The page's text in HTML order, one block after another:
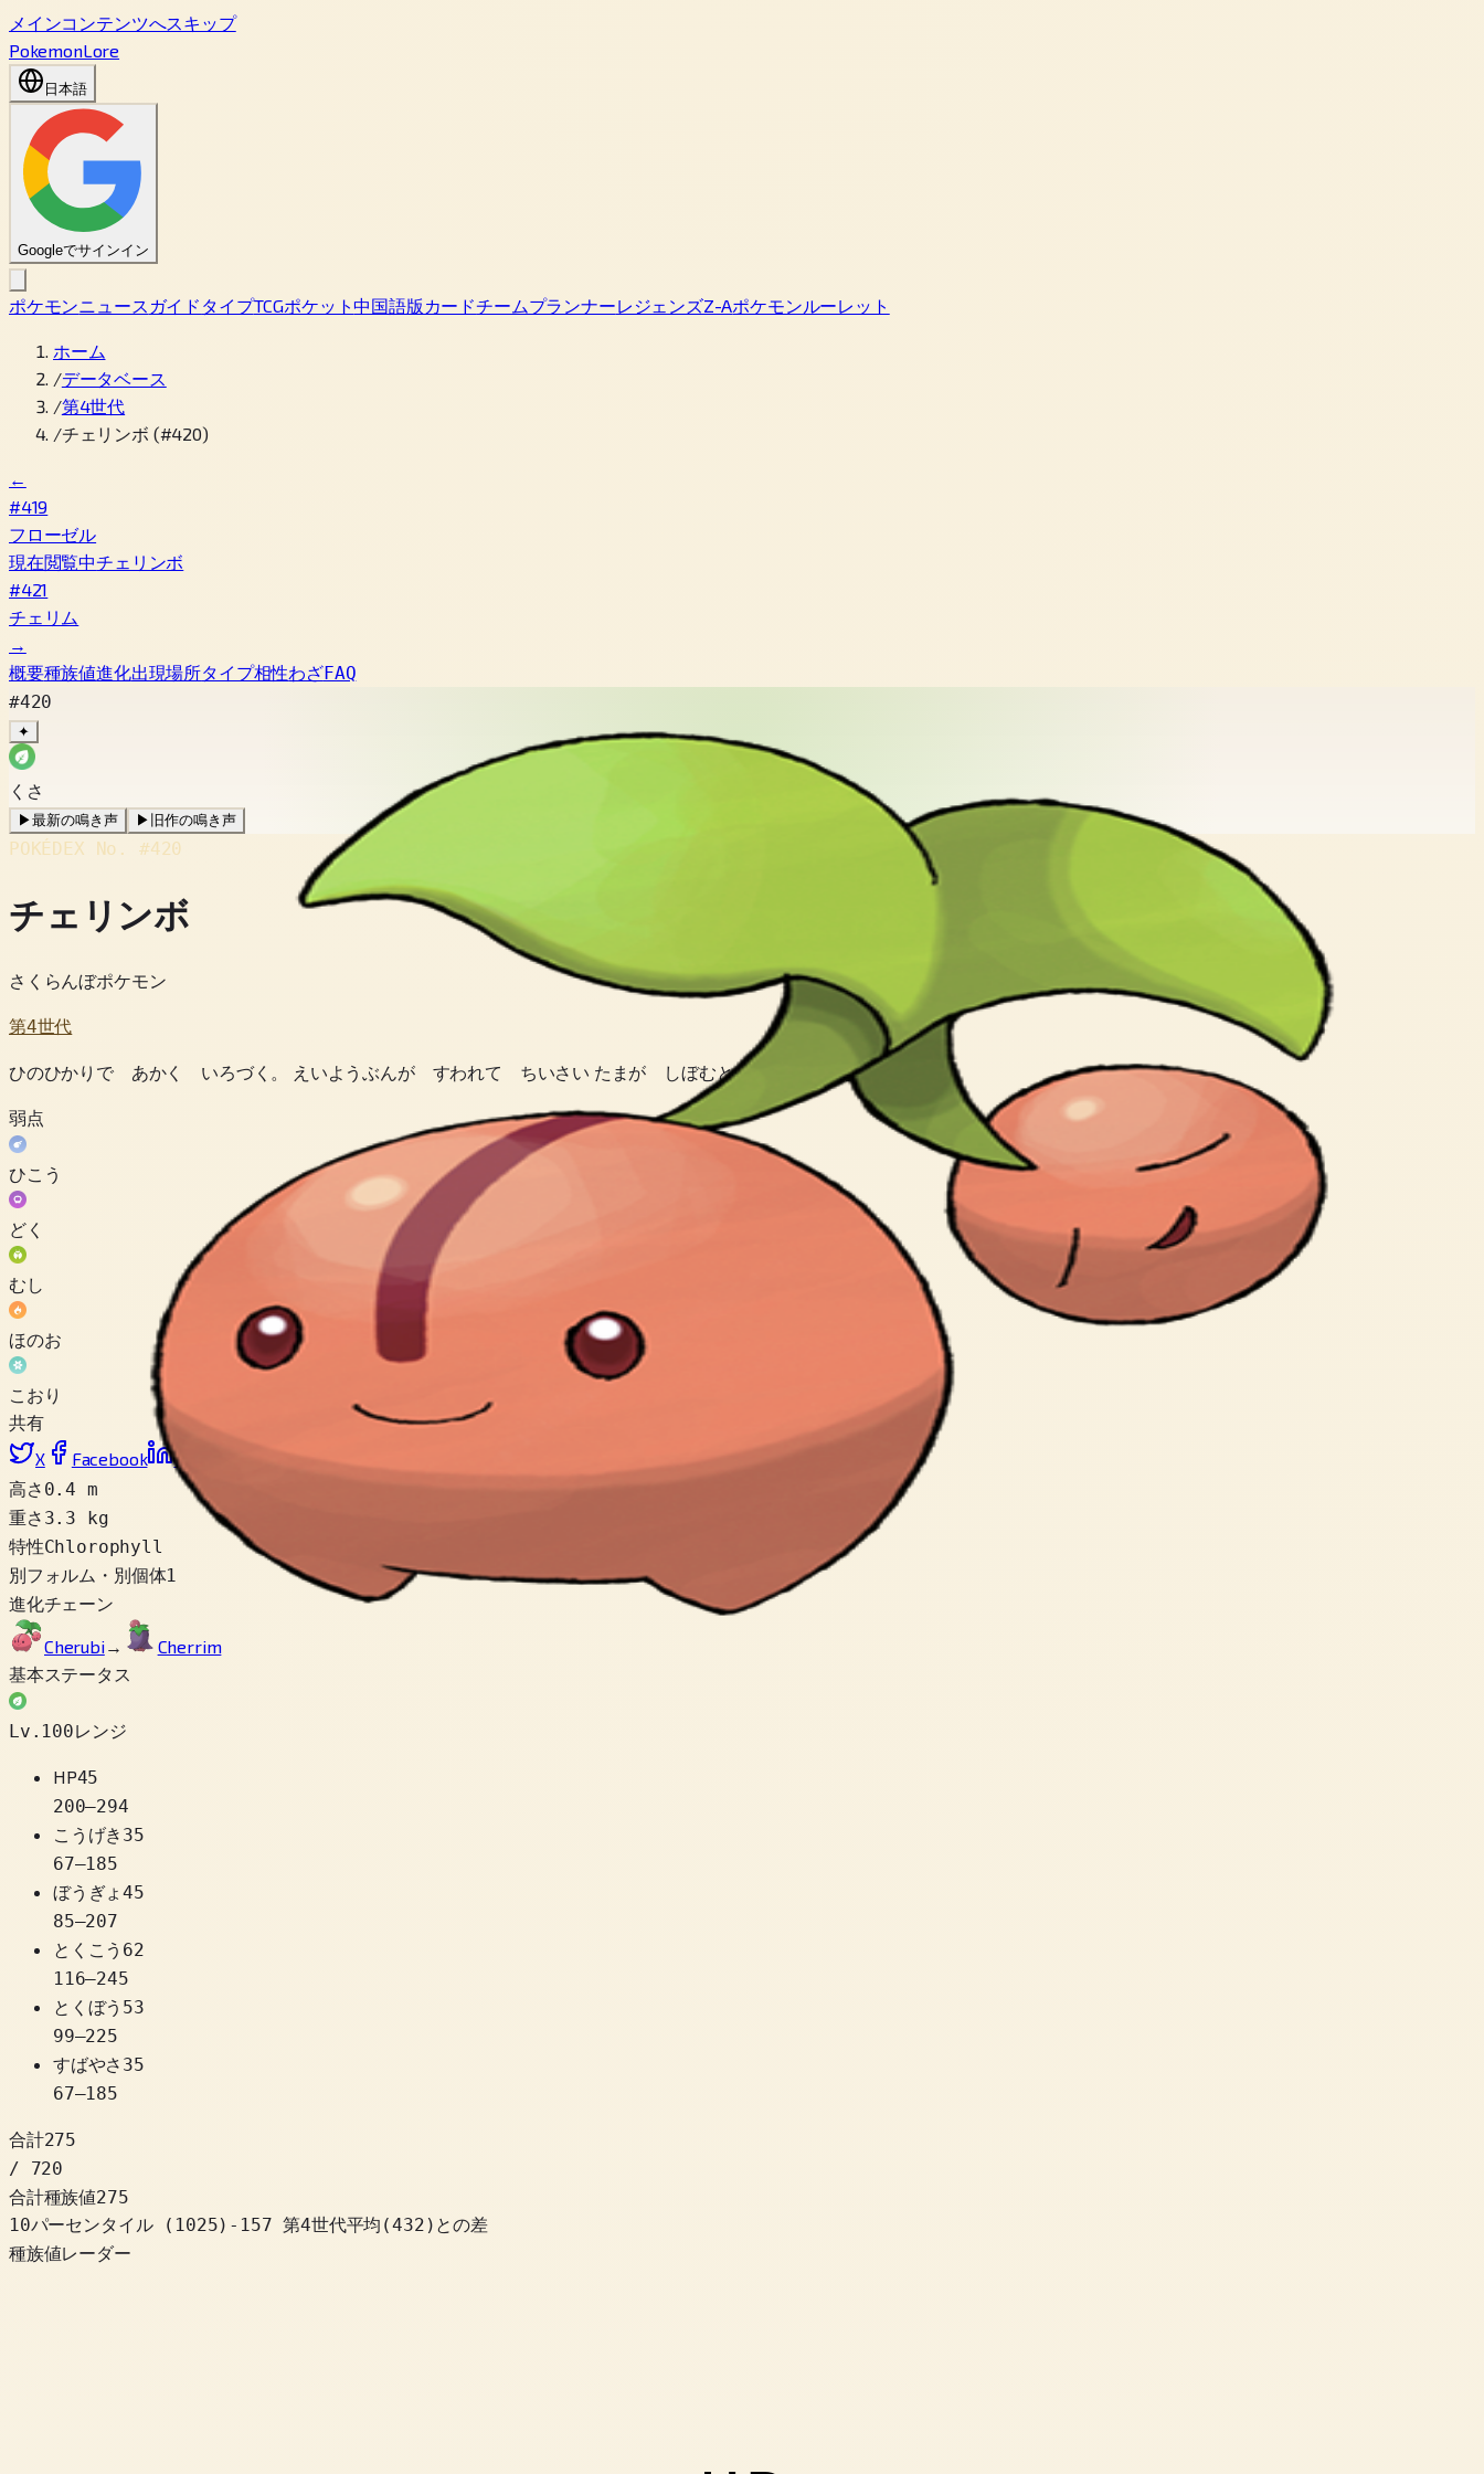
メインコンテンツへスキップ
PokemonLore
日本語
Googleでサインイン
ポケモンニュース ガイド タイプTCGポケット中国語版カードチームプランナーレジェンズZ-Aポケモンルーレット
ホーム
/データベース
/第4世代
/チェリンボ (#420)
←
#419
フローゼル
現在閲覧中チェリンボ
#421
チェリム
→
概要種族値進化出現場所タイプ相性わざFAQ
#420
✦
くさ
▶最新の鳴き声 ▶ 旧作の鳴き声
POKÉDEX No. #420
チェリンボ
さくらんぼポケモン
第4世代
ひのひかりで あかく いろづく。 えいようぶんが すわれて ちいさい たまが しぼむと しんかが ちかい。
弱点
ひこう
どく
むし
ほのお
こおり
共有
X
Facebook LinkedIn Reddit
高さ 0.4 m
重さ 3.3 kg
特性Chlorophyll
別フォルム・別個体1
進化チェーン
Cherubi→
Cherrim
基本ステータス
Lv.100レンジ
HP45
200–294
こうげき 35
67–185
ぼうぎょ45
85–207
とくこう 62
116–245
とくぼう 53
99–225
すばやさ 35
67–185
合計275
/ 720
合計種族値275
10パーセンタイル
( 1025) -157 第4世代平均(432)との差
種族値レーダー